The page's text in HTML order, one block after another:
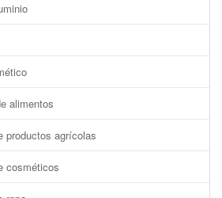
alimentos
productos agrícolas
cosméticos